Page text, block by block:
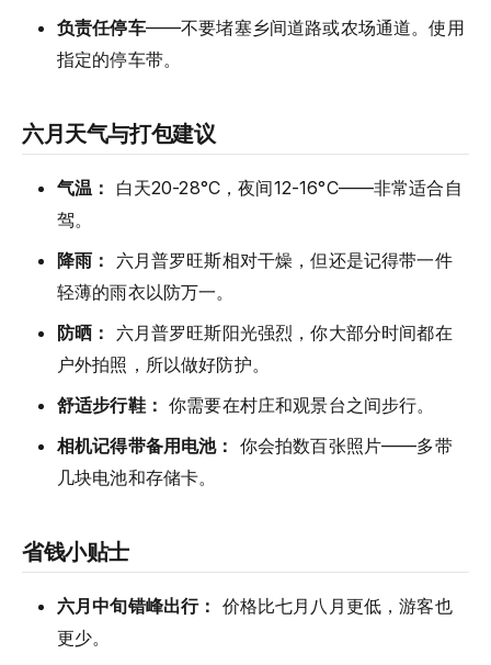
负责任停车——不要堵塞乡间道路或农场通道。使用
指定的停车带。
六月天气与打包建议
气温：
白天20-28°C，夜间12-16°C——非常适合自
驾。
降雨：
六月普罗旺斯相对干燥，但还是记得带一件
轻薄的雨衣以防万一。
防晒：
六月普罗旺斯阳光强烈，你大部分时间都在
户外拍照，所以做好防护。
舒适步行鞋： 你需要在村庄和观景台之间步行。
相机记得带备用电池： 你会拍数百张照片——多带
几块电池和存储卡。
省钱小贴士
六月中旬错峰出行： 价格比七月八月更低，游客也
更少。